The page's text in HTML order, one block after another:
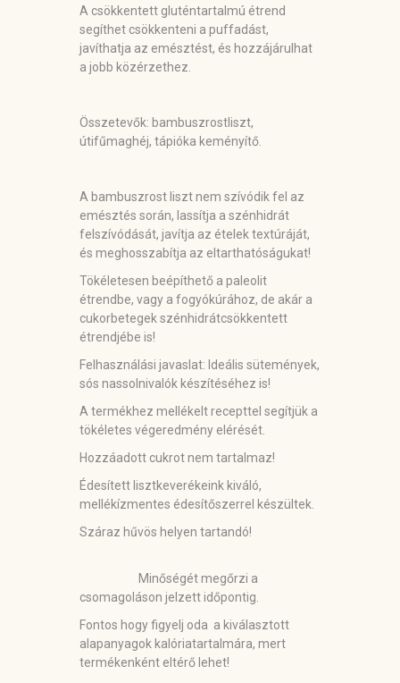
A csökkentett gluténtartalmú étrend
segíthet csökkenteni a puffadást,
javíthatja az emésztést, és hozzájárulhat
a jobb közérzethez.
Összetevők: bambuszrostliszt,
útifűmaghéj, tápióka keményítő.
A bambuszrost liszt nem szívódik fel az
emésztés során, lassítja a szénhidrát
felszívódását, javítja az ételek textúráját,
és meghosszabítja az eltarthatóságukat!
Tökéletesen beépíthető a paleolit
étrendbe, vagy a fogyókúrához, de akár a
cukorbetegek szénhidrátcsökkentett
étrendjébe is!
Felhasználási javaslat: Ideális sütemények,
sós nassolnivalók készítéséhez is!
A termékhez mellékelt recepttel segítjük a
tökéletes végeredmény elérését.
Hozzáadott cukrot nem tartalmaz!
Édesített lisztkeverékeink kiváló,
mellékízmentes édesítőszerrel készültek.
Száraz hűvös helyen tartandó!
Minőségét megőrzi a
csomagoláson jelzett időpontig.
Fontos hogy figyelj oda a kiválasztott
alapanyagok kalóriatartalmára, mert
termékenként eltérő lehet!